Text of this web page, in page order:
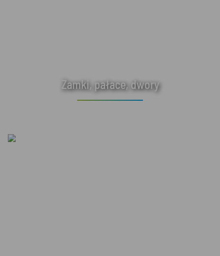
Zamki, pałace, dwory